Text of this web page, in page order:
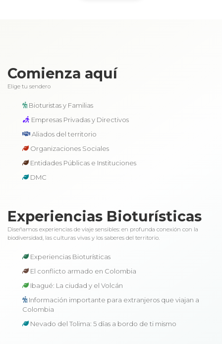
Comienza aquí
Elige tu sendero
Bioturistas y Familias
Empresas Privadas y Directivos
Aliados del territorio
Organizaciones Sociales
Entidades Públicas e Instituciones
DMC
Experiencias Bioturísticas
Diseñamos experiencias de viaje sensibles: en profunda conexión con la
biodiversidad, las culturas vivas y los saberes del territorio.
Experiencias Bioturísticas
El conflicto armado en Colombia
Ibagué: La ciudad y el Volcán
Información importante para extranjeros que viajan a
Colombia
Nevado del Tolima: 5 días a bordo de ti mismo